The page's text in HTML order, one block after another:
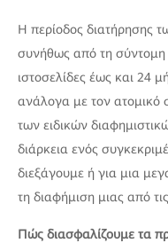
Η περίοδος διατήρησης
συνήθως από τη σύντομη
ιστοσελίδες έως και 24
ανάλογα με τον ατομικό
των ειδικών
διάρκεια ενός
διεξάγουμε ή για μια
τη διαφήμιση μιας από
Πώς διασφαλίζουμε τα